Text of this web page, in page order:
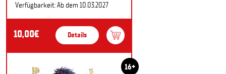
Verfügbarkeit: Ab dem 10.03.2027
10,00€ Details
16+